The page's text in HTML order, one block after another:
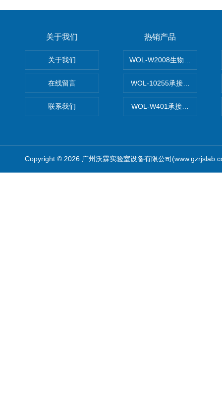
关于我们
关于我们
在线留言
联系我们
热销产品
WOL-W2008生物制药GMP
WOL-10255承接清远电子
WOL-W401承接食品QS认
Copyright © 2026 广州沃霖实验室设备有限公司